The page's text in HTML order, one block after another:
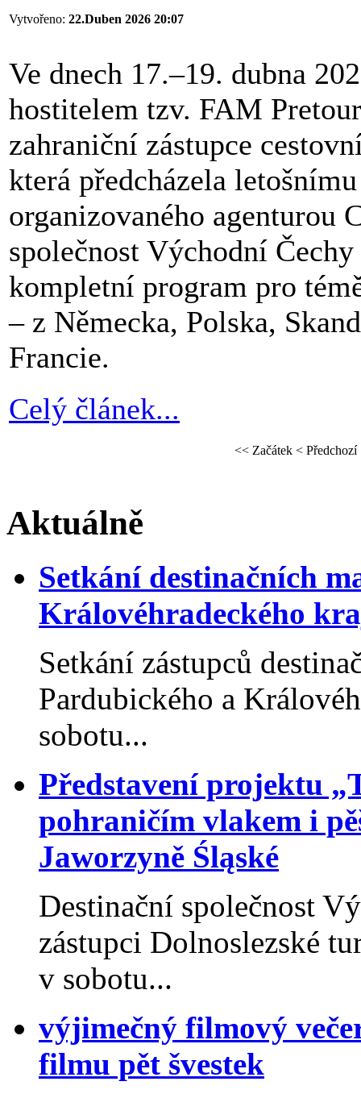
Vytvořeno: 22.Duben 2026 20:07
Ve dnech 17.–19. dubna
hostitelem tzv. FAM
zahraniční zástupce
která předcházela
organizovaného agenturou
společnost Východní
kompletní program pro
– z Německa, Polska,
Francie.
Celý článek...
<< Začátek < Předchozí
Aktuálně
Setkání destinačních
Královéhradeckého
Setkání zástupců
Pardubického a
sobotu...
Představení projektu
pohraničím vlakem i
Jaworzyně Śląské
Destinační společnost
zástupci Dolnoslezské
v sobotu...
výjimečný filmový
filmu pět švestek